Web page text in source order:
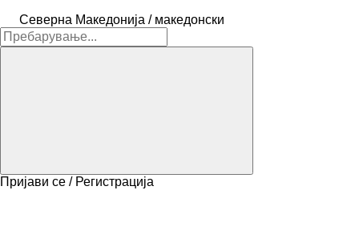
Северна Македонија / македонски
Пријави се / Регистрација